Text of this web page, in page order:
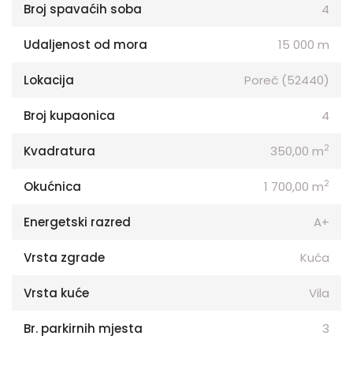
Broj spavaćih soba 4
Udaljenost od mora 15 000 m
Lokacija Poreč (52440)
Broj kupaonica 4
Kvadratura 350,00 m2
Okućnica 1 700,00 m2
Energetski razred A+
Vrsta zgrade Kuća
Vrsta kuće Vila
Br. parkirnih mjesta 3